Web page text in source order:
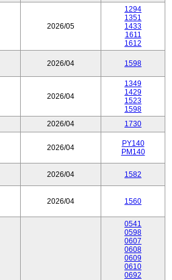
2026/05
1294
1351
1433
1611
1612
2026/04 1598
2026/04
1349
1429
1523
1598
2026/04 1730
2026/04
PY140
PM140
2026/04 1582
2026/04 1560
0541
0598
0607
0608
0609
0610
0692